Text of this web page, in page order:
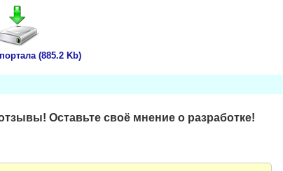
(885.2 Kb)
Оставьте своё мнение о разработке!